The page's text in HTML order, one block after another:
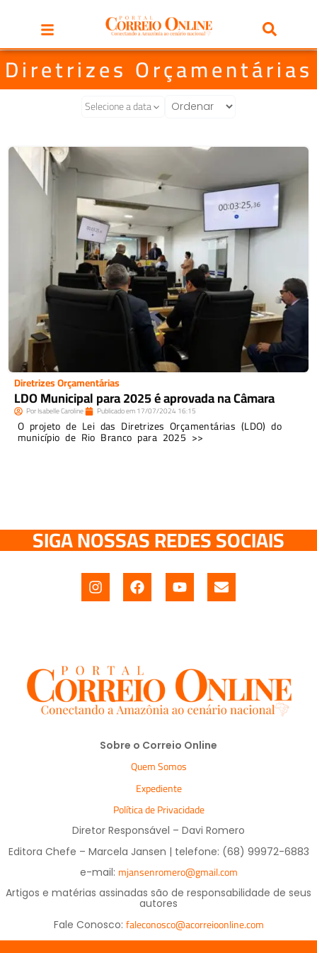
Diretrizes Orçamentárias
Selecione a data
Diretrizes Orçamentárias
LDO Municipal para 2025 é aprovada na Câmara
PorIsabelle Caroline Publicado em17/07/2024 16:15
O projeto de Lei das Diretrizes Orçamentárias (LDO) do
município de Rio Branco para 2025 >>
SIGA NOSSAS REDES SOCIAIS
Sobre o Correio Online
Quem Somos
Expediente
Política de Privacidade
Diretor Responsável – Davi Romero
Editora Chefe – Marcela Jansen | telefone: (68) 99972-6883
e-mail: mjansenromero@gmail.com
Artigos e matérias assinadas são de responsabilidade de seus
autores
Fale Conosco: faleconosco@acorreioonline.com